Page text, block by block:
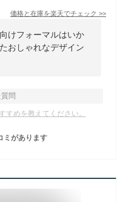
価格と在庫を楽天でチェック >>
けフォーマルはいか
おしゃれなデザイン
問
すめを教えてください。
ミがあります